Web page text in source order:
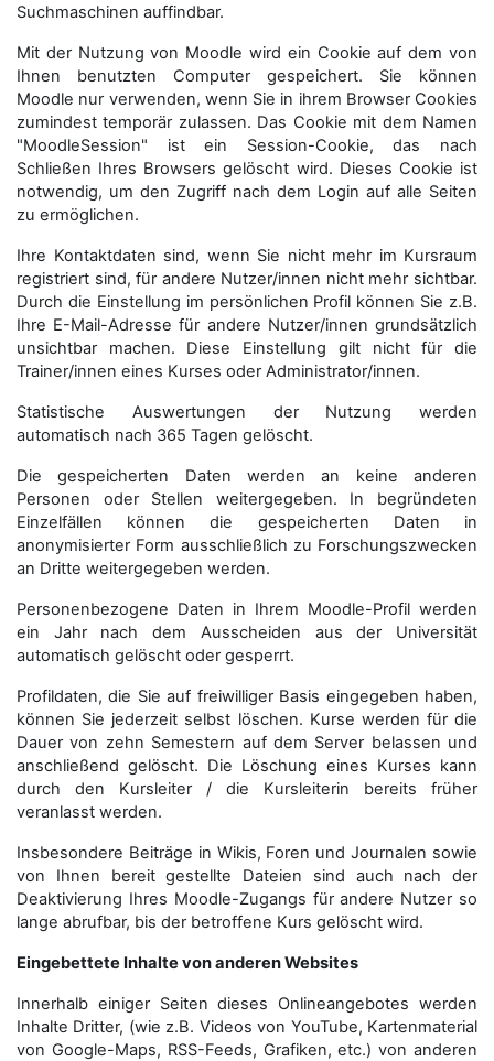
Suchmaschi­nen auffindbar.
Mit der Nutzung von Moodle wird ein Cookie auf dem von
Ihnen benutzten Computer gespeichert. Sie können
Moodle nur verwenden, wenn Sie in ihrem Browser Cookies
zumindest temporär zulassen. Das Cookie mit dem Namen
"MoodleSession" ist ein Session-Cookie, das nach
Schließen Ihres Browsers gelöscht wird. Dieses Cookie ist
notwendig, um den Zugriff nach dem Login auf alle Seiten
zu ermöglichen.
Ihre Kontaktdaten sind, wenn Sie nicht mehr im Kursraum
registriert sind, für andere Nutzer/innen nicht mehr sichtbar.
Durch die Einstellung im persönlichen Profil können Sie z.B.
Ihre E-Mail-Adresse für andere Nutzer/innen grundsätzlich
unsichtbar machen. Diese Einstellung gilt nicht für die
Trainer/innen eines Kurses oder Administrator/innen.
Statistische Auswertungen der Nutzung werden
automatisch nach 365 Tagen gelöscht.
Die gespeicherten Daten werden an keine anderen
Personen oder Stellen weitergegeben. In begründeten
Einzelfällen können die gespeicherten Daten in
anonymisierter Form aus­schließ­lich zu Forschungszwecken
an Dritte weitergegeben werden.
Personenbezogene Daten in Ihrem Moodle-Profil werden
ein Jahr nach dem Ausscheiden aus der Universität
automatisch gelöscht oder gesperrt.
Profildaten, die Sie auf freiwilliger Basis eingegeben haben,
können Sie jederzeit selbst löschen. Kurse werden für die
Dauer von zehn Semestern auf dem Server belassen und
anschließend gelöscht. Die Löschung eines Kurses kann
durch den Kursleiter / die Kursleiterin bereits früher
veranlasst werden.
Insbesondere Beiträge in Wikis, Foren und Journalen sowie
von Ihnen bereit gestellte Dateien sind auch nach der
Deaktivierung Ihres Moodle-Zugangs für andere Nutzer so
lange abrufbar, bis der betroffene Kurs gelöscht wird.
Eingebettete Inhalte von anderen Websites
Innerhalb einiger Seiten dieses Onlineangebotes werden
Inhalte Dritter, (wie z.B. Videos von YouTube, Kartenmaterial
von Google-Maps, RSS-Feeds, Grafiken, etc.) von anderen